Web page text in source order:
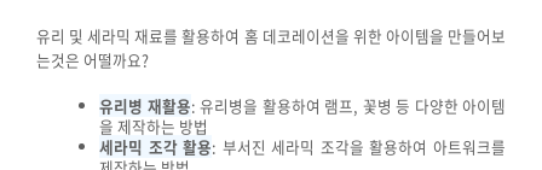
유리 및 세라믹 재료를 활용하여 홈 데코레이션을 위한 아이템을 만들어보
는것은 어떨까요?
유리병 재활용: 유리병을 활용하여 램프, 꽃병 등 다양한 아이템
을 제작하는 방법
세라믹 조각 활용: 부서진 세라믹 조각을 활용하여 아트워크를